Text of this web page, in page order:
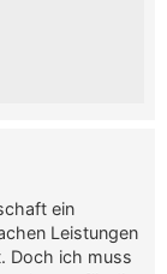
ein
Leistungen
Doch ich muss